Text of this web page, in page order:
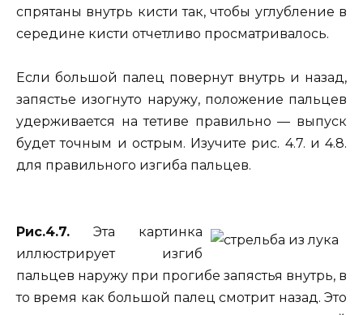
спрятаны внутрь кисти так, чтобы углубление в
середине кисти отчетливо просматривалось.
Если большой палец повернут внутрь и назад,
запястье изогнуто наружу, положение пальцев
удерживается на тетиве правильно — выпуск
будет точным и острым. Изучите рис. 4.7. и 4.8.
для правильного изгиба пальцев.
Рис.4.7. Эта картинка
иллюстрирует изгиб
пальцев наружу при прогибе запястья внутрь, в
то время как большой палец смотрит назад. Это